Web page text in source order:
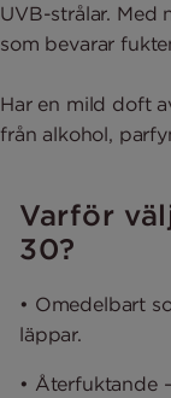
UVB-strålar. Med
som bevarar
Har en mild doft
från alkohol,
Varför
30?
• Omedelbart
läppar.
• Återfuktande